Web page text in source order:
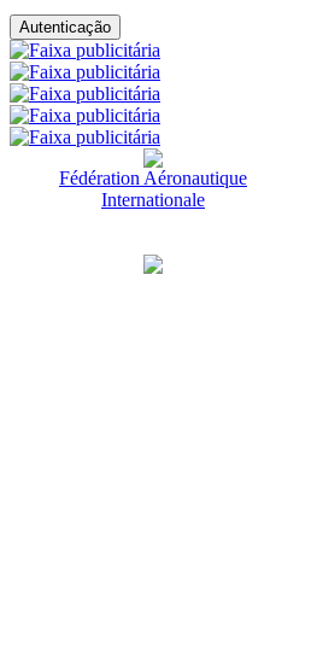
Fédération Aéronautique
Internationale